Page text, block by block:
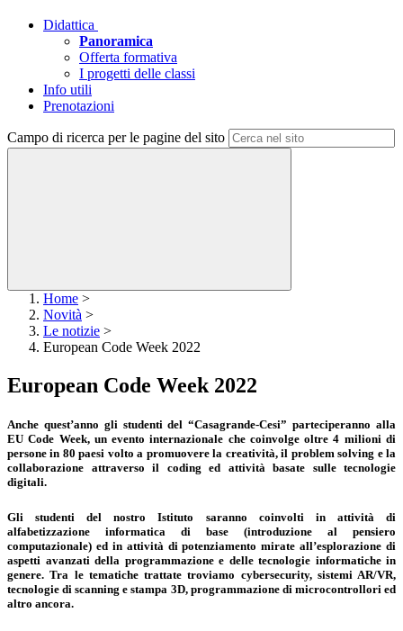
Didattica
Panoramica
Offerta formativa
I progetti delle classi
Info utili
Prenotazioni
Campo di ricerca per le pagine del sito
Home >
Novità >
Le notizie >
European Code Week 2022
European Code Week 2022
Anche quest’anno gli studenti del “Casagrande-Cesi” parteciperanno alla
EU Code Week, un evento internazionale che coinvolge oltre 4 milioni di
persone in 80 paesi volto a promuovere la creatività, il problem solving e la
collaborazione attraverso il coding ed attività basate sulle tecnologie
digitali.
Gli studenti del nostro Istituto saranno coinvolti in attività di
alfabetizzazione informatica di base (introduzione al pensiero
computazionale) ed in attività di potenziamento mirate all’esplorazione di
aspetti avanzati della programmazione e delle tecnologie informatiche in
genere. Tra le tematiche trattate troviamo cybersecurity, sistemi AR/VR,
tecnologie di scanning e stampa 3D, programmazione di microcontrollori ed
altro ancora.